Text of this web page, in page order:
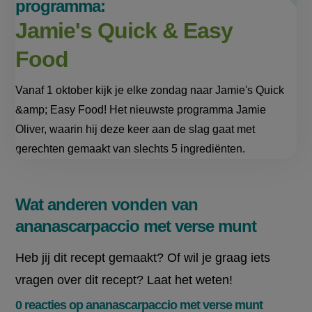
programma:
Jamie's Quick & Easy
Food
Vanaf 1 oktober kijk je elke zondag naar Jamie's Quick
&amp; Easy Food! Het nieuwste programma Jamie
Oliver, waarin hij deze keer aan de slag gaat met
gerechten gemaakt van slechts 5 ingrediënten.
Wat anderen vonden van
ananascarpaccio met verse munt
Heb jij dit recept gemaakt? Of wil je graag iets
vragen over dit recept? Laat het weten!
0 reacties op ananascarpaccio met verse munt